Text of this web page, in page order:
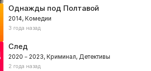
Однажды под Полтавой
2014, Комедии
3 года назад
След
2020 – 2023, Криминал, Детективы
2 года назад